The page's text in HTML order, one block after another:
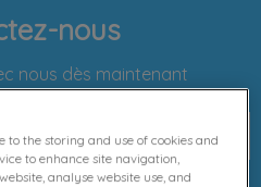
nous
nous dès maintenant
to the storing and use of cookies and
to enhance site navigation,
analyse website use, and